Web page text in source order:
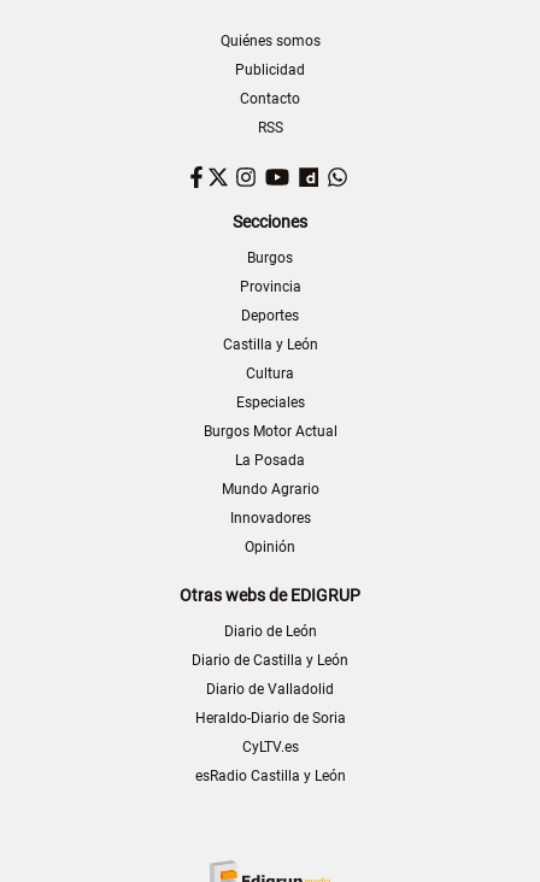
Quiénes somos
Publicidad
Contacto
RSS
Facebook
TwitterInstagram
YouTubeDailymotion
Secciones
Burgos
Provincia
Deportes
Castilla y León
Cultura
Especiales
Burgos Motor Actual
La Posada
Mundo Agrario
Innovadores
Opinión
Otras webs de EDIGRUP
Diario de León
Diario de Castilla y León
Diario de Valladolid
Heraldo-Diario de Soria
CyLTV.es
esRadio Castilla y León